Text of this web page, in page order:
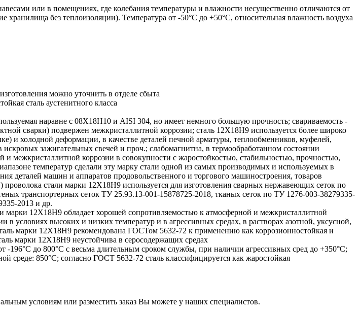
или в помещениях, где колебания температуры и влажности несущественно отличаются от
хранилища без теплоизоляции). Температура от -50°С до +50°С, относительная влажность воздуха
можно уточнить в отделе сбыта
сталь аустенитного класса
наравне с 08Х18Н10 и AISI 304, но имеет немного большую прочность; свариваемость -
сварки) подвержен межкристаллитной коррозии; сталь 12Х18Н9 используется более широко
и холодной деформации, в качестве деталей печной арматуры, теплообменников, муфелей,
зажигательных свечей и проч.; слабомагнитна, в термообработанном состоянии
и межкристаллитной коррозии в совокупности с жаростойкостью, стабильностью, прочностью,
температур сделали эту марку стали одной из самых производимых и используемых в
деталей машин и аппаратов продовольственного и торгового машиностроения, товаров
стали марки 12Х18Н9 используется для изготовления сварных нержавеющих сеток по
транспортерных сеток ТУ 25.93.13-001-15878725-2018, тканых сеток по ТУ 1276-003-38279335-
2013 и др.
марки 12Х18Н9 обладает хорошей сопротивляемостью к атмосферной и межкристаллитной
в условиях высоких и низких температур и в агрессивных средах, в растворах азотной, уксусной,
марки 12Х18Н9 рекомендована ГОСТом 5632-72 к применению как коррозионностойкая и
марки 12Х18Н9 неустойчива в серосодержащих средах
-196°C до 800°С с весьма длительным сроком службы, при наличии агрессивных сред до +350°С;
среде: 850°С; согласно ГОСТ 5632-72 сталь классифицируется как жаростойкая
условиям или разместить заказ Вы можете у наших специалистов.